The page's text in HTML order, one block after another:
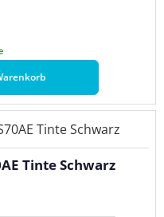
Tinte Schwarz